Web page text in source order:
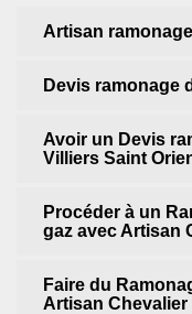
Artisan
Devis ramonage
Avoir un Devis
Villiers Saint
Procéder à un
gaz avec Artisan
Faire du
Artisan Chevalier